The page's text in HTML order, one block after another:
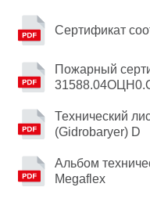
Сертификат
Пожарный
Технический
(Gidrobaryer) D
Альбом
Megaflex